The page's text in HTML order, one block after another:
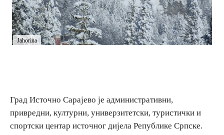
Jahorina
Град Источно Сарајево је административни,
привредни, културни, универзитетски, туристички и
спортски центар источног дијела Републике Српске.